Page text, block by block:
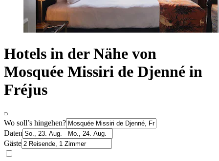
Hotels in der Nähe von
Mosquée Missiri de Djenné in
Fréjus
Wo soll’s hingehen?
Daten
Gäste